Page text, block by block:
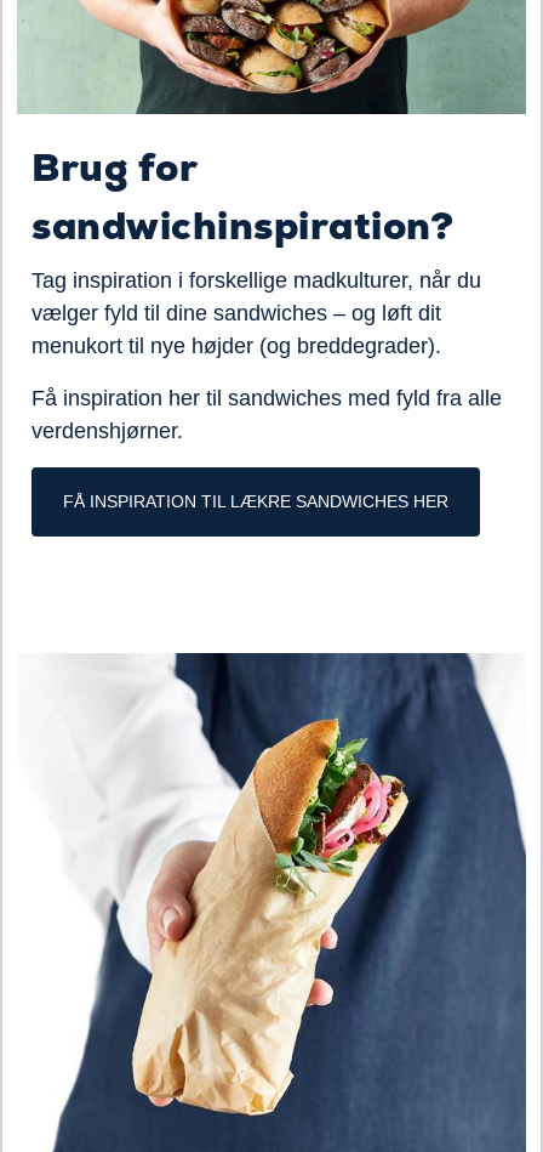
Brug for
sandwichinspiration?
Tag inspiration i forskellige madkulturer, når du
vælger fyld til dine sandwiches – og løft dit
menukort til nye højder (og breddegrader).
Få inspiration her til sandwiches med fyld fra alle
verdenshjørner.
FÅ INSPIRATION TIL LÆKRE SANDWICHES HER